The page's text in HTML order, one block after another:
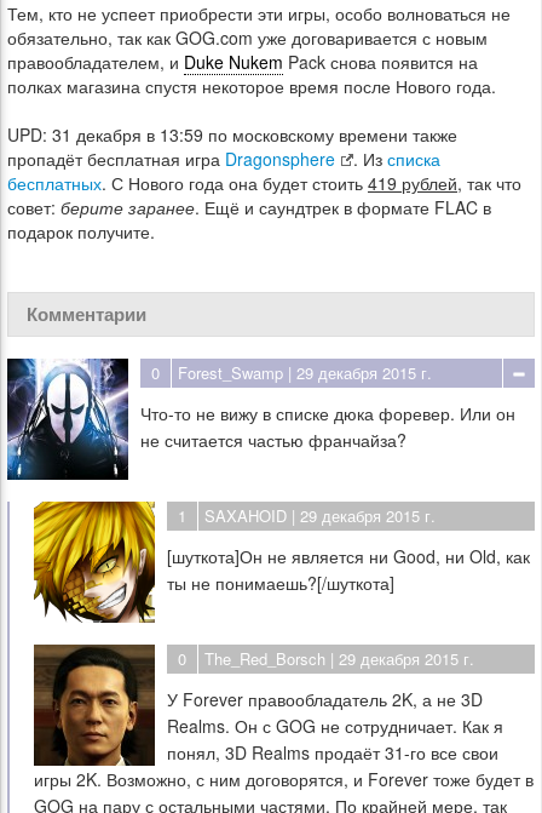
Тем, кто не успеет приобрести эти игры, особо волноваться не
обязательно, так как GOG.com уже договаривается с новым
правообладателем, и Duke Nukem Pack снова появится на
полках магазина спустя некоторое время после Нового года.
UPD: 31 декабря в 13:59 по московскому времени также
пропадёт бесплатная игра Dragonsphere . Из списка
бесплатных. С Нового года она будет стоить 419 рублей, так что
совет: берите заранее. Ещё и саундтрек в формате FLAC в
подарок получите.
Комментарии
0 Forest_Swamp | 29 декабря 2015 г.
Что-то не вижу в списке дюка форевер. Или он
не считается частью франчайза?
1 SAXAHOID | 29 декабря 2015 г.
[шуткота]Он не является ни Good, ни Old, как
ты не понимаешь?[/шуткота]
0 The_Red_Borsch | 29 декабря 2015 г.
У Forever правообладатель 2K, а не 3D
Realms. Он с GOG не сотрудничает. Как я
понял, 3D Realms продаёт 31-го все свои
игры 2K. Возможно, с ним договорятся, и Forever тоже будет в
GOG на пару с остальными частями. По крайней мере, так